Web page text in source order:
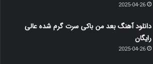
2025-04-26
دانلود آهنگ بعد من باکی سرت گرم شده عالی
رایگان
2025-04-26